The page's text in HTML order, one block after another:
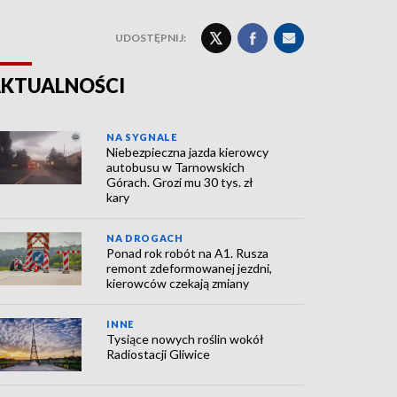
UDOSTĘPNIJ:
NA SYGNALE
Niebezpieczna jazda kierowcy
autobusu w Tarnowskich
Górach. Grozi mu 30 tys. zł
kary
NA DROGACH
Ponad rok robót na A1. Rusza
remont zdeformowanej jezdni,
kierowców czekają zmiany
INNE
Tysiące nowych roślin wokół
Radiostacji Gliwice